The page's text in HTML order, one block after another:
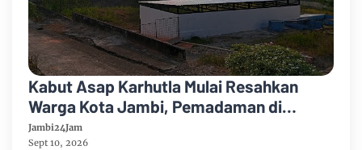
Kabut Asap Karhutla Mulai Resahkan
Warga Kota Jambi, Pemadaman di
Sungai Gelam Terus Dikebut
Jambi24Jam
Sept 10, 2026